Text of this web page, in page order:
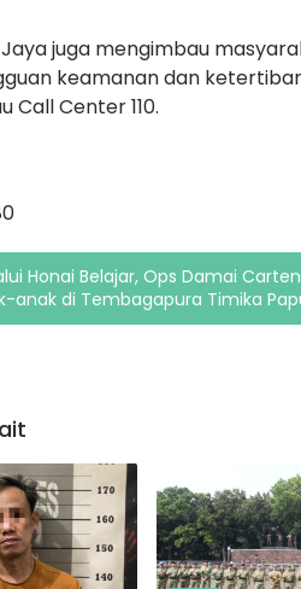
juga mengimbau
keamanan dan
Call Center 110.
Honai Belajar, Ops Damai
anak di Tembagapura Timika